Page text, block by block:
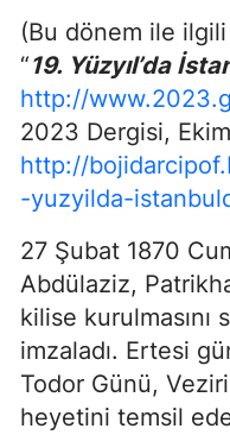
(Bu dönem ile ilgili
“19. Yüzyıl’da
http://
2023 Dergisi,
http://
-yuzyilda-
27 Şubat 1870
Abdülaziz,
kilise kurulmasını
imzaladı. Ertesi
Todor Günü,
heyetini temsil